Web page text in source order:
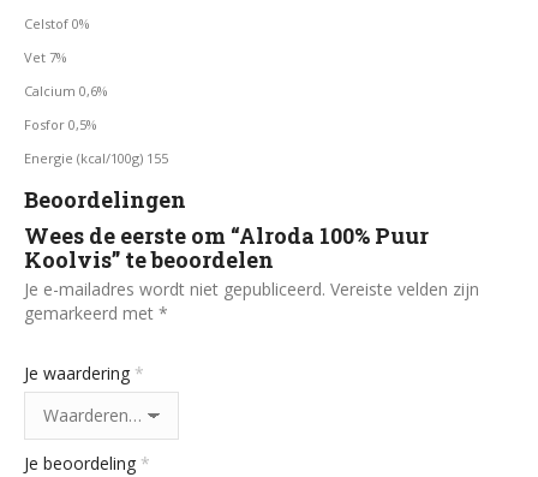
Celstof 0%
Vet 7%
Calcium 0,6%
Fosfor 0,5%
Energie (kcal/100g) 155
Beoordelingen
Wees de eerste om “Alroda 100% Puur
Koolvis” te beoordelen
Je e-mailadres wordt niet gepubliceerd. Vereiste velden zijn
gemarkeerd met *
Je waardering *
Je beoordeling *